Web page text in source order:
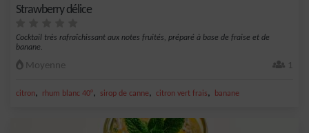
Strawberry délice
Cocktail très rafraîchissant aux notes fruités, préparé à base de fraise et de
banane.
Moyenne 1
citron, rhum blanc 40°, sirop de canne, citron vert frais, banane